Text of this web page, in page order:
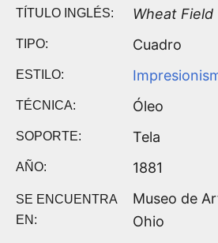
TÍTULO INGLÉS: Wheat Field
TIPO: Cuadro
ESTILO:
TÉCNICA: Óleo
SOPORTE: Tela
AÑO: 1881
SE ENCUENTRA
EN:
Museo de
Ohio